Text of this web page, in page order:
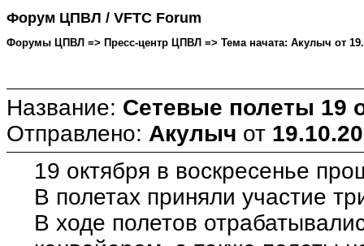
Форум ЦПВЛ / VFTC Forum
Форумы ЦПВЛ => Пресс-центр ЦПВЛ => Тема начата: Акулыч от
Название: Сетевые полеты 19
Отправлено: Акулыч от
19 октября в воскресенье
В полетах приняли участие
В ходе полетов